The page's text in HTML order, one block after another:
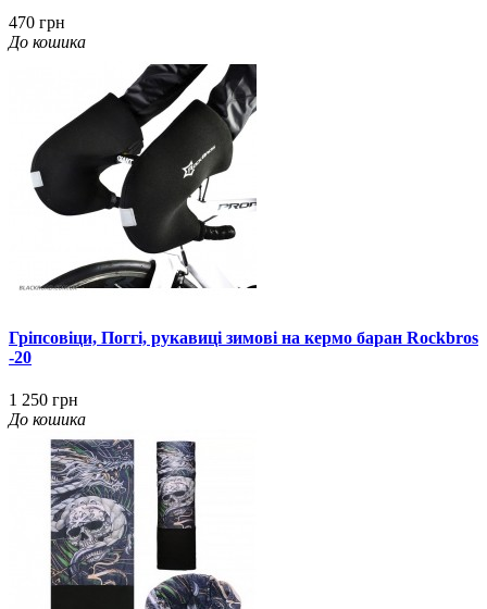
470 грн
До кошика
Гріпсовіци, Поггі, рукавиці зимові на кермо баран Rockbros
-20
1 250 грн
До кошика